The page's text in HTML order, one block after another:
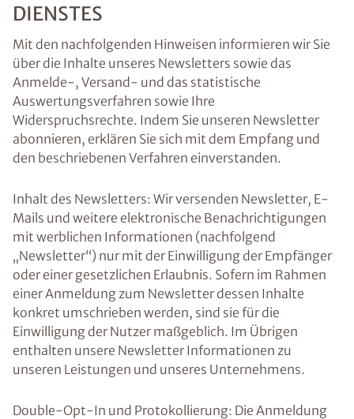
DIENSTES
Mit den nachfolgenden Hinweisen informieren wir Sie
über die Inhalte unseres Newsletters sowie das
Anmelde-, Versand- und das statistische
Auswertungsverfahren sowie Ihre
Widerspruchsrechte. Indem Sie unseren Newsletter
abonnieren, erklären Sie sich mit dem Empfang und
den beschriebenen Verfahren einverstanden.
Inhalt des Newsletters: Wir versenden Newsletter, E-
Mails und weitere elektronische Benachrichtigungen
mit werblichen Informationen (nachfolgend
„Newsletter“) nur mit der Einwilligung der Empfänger
oder einer gesetzlichen Erlaubnis. Sofern im Rahmen
einer Anmeldung zum Newsletter dessen Inhalte
konkret umschrieben werden, sind sie für die
Einwilligung der Nutzer maßgeblich. Im Übrigen
enthalten unsere Newsletter Informationen zu
unseren Leistungen und unseres Unternehmens.
Double-Opt-In und Protokollierung: Die Anmeldung